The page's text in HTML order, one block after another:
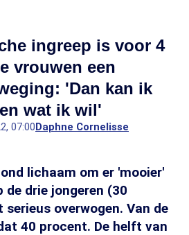
ingreep is voor 4
vrouwen een
'Dan kan ik
wat ik wil'
07:00Daphne Cornelisse
lichaam om er 'mooier'
de drie jongeren (30
overwogen. Van de
40 procent. De helft van